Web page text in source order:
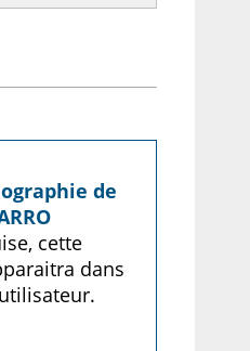
de
cette
dans